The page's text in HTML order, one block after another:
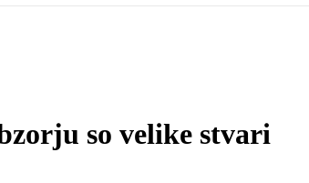
so velike stvari